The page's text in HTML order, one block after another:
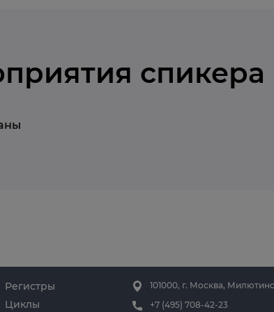
спикера
Циклы
Регистры
101000, г. Москва,
+7 (495) 708-42-23